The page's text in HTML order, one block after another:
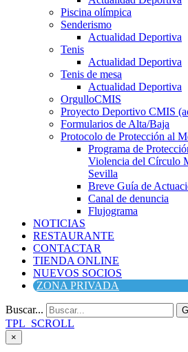
Piscina olímpica
Senderismo
Actualidad Deportiva
Tenis
Actualidad Deportiva
Tenis de mesa
Actualidad Deportiva
OrgulloCMIS
Proyecto Deportivo CMIS
Formularios de Alta/Baja
Protocolo de Protección al
Programa de
Violencia del Círculo
Sevilla
Breve Guía de
Canal de denuncia
Flujograma
NOTICIAS
RESTAURANTE
CONTACTAR
TIENDA ONLINE
NUEVOS SOCIOS
ZONA PRIVADA
Buscar...
TPL_SCROLL
×